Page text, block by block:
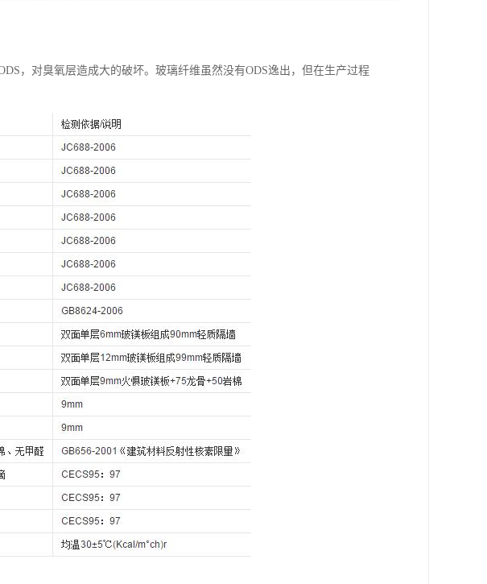
，对臭氧层造成大的破坏。玻璃纤维虽然没有ODS逸出，但在生产过程